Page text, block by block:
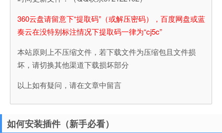
360云盘请留意下“提取码”（或解压密码），百度网盘或蓝
奏云在没特别标注情况下提取码一律为“cj5c”
本站原则上不压缩文件，若下载文件为压缩包且文件损
坏，请切换其他渠道下载损坏部分
以上如有疑问，请在文章中留言
如何安装插件（新手必看）